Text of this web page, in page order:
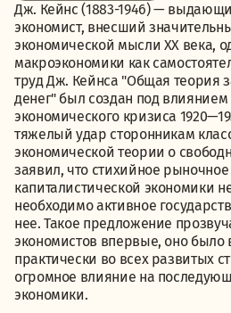
Дж. Кейнс (1883-1946) —
экономист, внесший
экономической мысли ХХ века,
макроэкономики как
труд Дж. Кейнса "Общая теория
денег" был создан под
экономического кризиса
тяжелый удар сторонникам
экономической теории о
заявил, что стихийное
капиталистической экономики
необходимо активное
нее. Такое предложение
экономистов впервые, оно было
практически во всех развитых
огромное влияние на
экономики.